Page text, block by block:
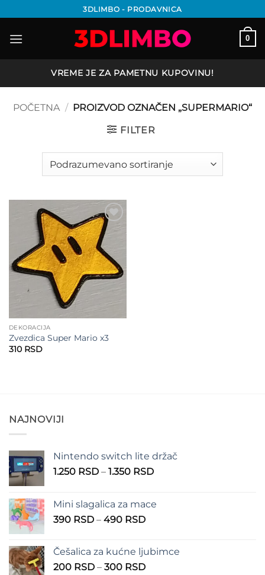
na
sadržaj
3DLIMBO - PRODAVNICA
0
VREME JE ZA PAMETNU KUPOVINU!
POČETNA / PROIZVOD OZNAČEN „SUPERMARIO“
FILTER
Add to
wishlist
DEKORACIJA
Zvezdica Super Mario x3
310 RSD
NAJNOVIJI
Nintendo switch lite držač
1.250 RSD – 1.350 RSDRaspon
1.250 RSD
Mini slagalica za mace
390 RSD – 490 RSDRaspon
390 RSD
do
Češalica za kućne ljubimce
200 RSD – 300 RSDRaspon